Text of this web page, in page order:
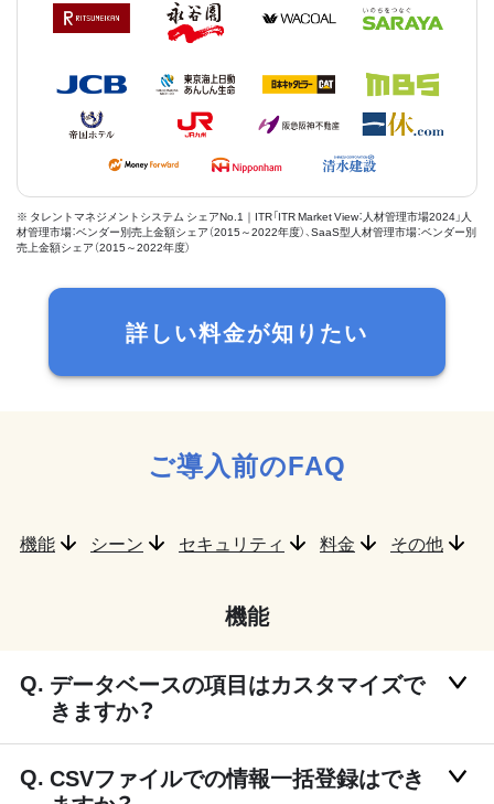
※ タレントマネジメントシステム シェアNo.1｜ITR「ITR Market View：人材管理市場2024」人
材管理市場：ベンダー別売上金額シェア（2015～2022年度）、SaaS型人材管理市場：ベンダー別
売上金額シェア（2015～2022年度）
詳しい料金が知りたい
ご導入前のFAQ
機能 シーン セキュリティ 料金 その他
機能
データベースの項目はカスタマイズで
きますか？
CSVファイルでの情報一括登録はでき